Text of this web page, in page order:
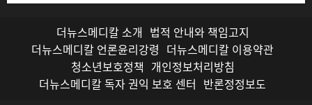
더뉴스메디칼 소개 법적 안내와 책임고지
더뉴스메디칼 언론윤리강령 더뉴스메디칼 이용약관
청소년보호정책 개인정보처리방침
더뉴스메디칼 독자 권익 보호 센터 반론정정보도